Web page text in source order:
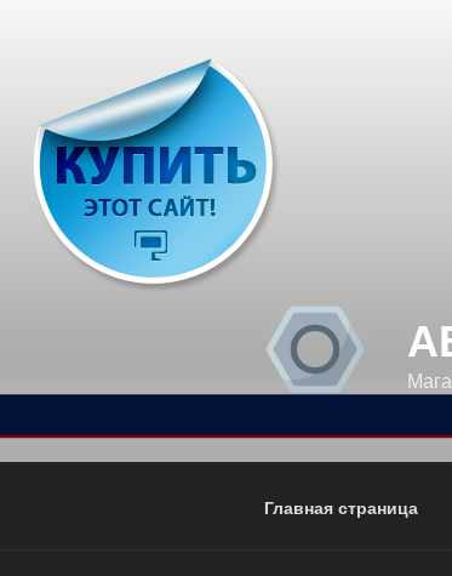
Главная страница